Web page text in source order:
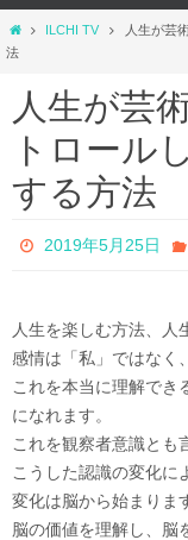
ホ
ILCHI TV
人生が芸
法
人生が芸
トロール
する方法
2019年5月25日
人生を楽しむ方法、人
感情は「私」ではなく
これを本当に理解でき
になれます。
これを観察者意識とも
こうした認識の変化に
変化は脳から始まりま
脳の価値を理解し、脳